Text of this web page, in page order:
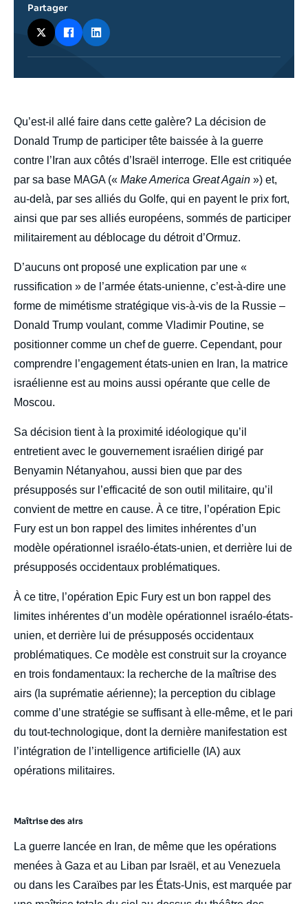
body
Qu’est-il allé faire dans cette galère? La décision de
Donald Trump de participer tête baissée à la guerre
contre l’Iran aux côtés d’Israël interroge. Elle est critiquée
par sa base MAGA (« Make America Great Again ») et,
au-delà, par ses alliés du Golfe, qui en payent le prix fort,
ainsi que par ses alliés européens, sommés de participer
militairement au déblocage du détroit d’Ormuz.
D’aucuns ont proposé une explication par une «
russification » de l’armée états-unienne, c’est-à-dire une
forme de mimétisme stratégique vis-à-vis de la Russie –
Donald Trump voulant, comme Vladimir Poutine, se
positionner comme un chef de guerre. Cependant, pour
comprendre l’engagement états-unien en Iran, la matrice
israélienne est au moins aussi opérante que celle de
Moscou.
Sa décision tient à la proximité idéologique qu’il
entretient avec le gouvernement israélien dirigé par
Benyamin Nétanyahou, aussi bien que par des
présupposés sur l’efficacité de son outil militaire, qu’il
convient de mettre en cause. À ce titre, l’opération Epic
Fury est un bon rappel des limites inhérentes d’un
modèle opérationnel israélo-états-unien, et derrière lui de
présupposés occidentaux problématiques.
À ce titre, l’opération Epic Fury est un bon rappel des
limites inhérentes d’un modèle opérationnel israélo-états-
unien, et derrière lui de présupposés occidentaux
problématiques. Ce modèle est construit sur la croyance
en trois fondamentaux: la recherche de la maîtrise des
airs (la suprématie aérienne); la perception du ciblage
comme d’une stratégie se suffisant à elle-même, et le pari
du tout-technologique, dont la dernière manifestation est
l’intégration de l’intelligence artificielle (IA) aux
opérations militaires.
Maîtrise des airs
La guerre lancée en Iran, de même que les opérations
menées à Gaza et au Liban par Israël, et au Venezuela
ou dans les Caraïbes par les États-Unis, est marquée par
Partager